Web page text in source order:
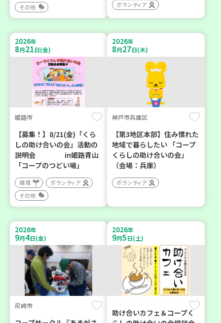
その他
ボランティア
2026年
8月21日(金)
姫路市
【募集！】8/21(金)「くら
しの助け合いの会」活動の
説明会 in姫路青山
「コープのつどい場」
環境
ボランティア
その他
2026年
8月27日(木)
神戸市兵庫区
【第3地区本部】住み慣れた
地域で暮らしたい 「コープ
くらしの助け合いの会」
（会場：兵庫）
ボランティア
2026年
9月4日(金)
尼崎市
2026年
9月5日(土)
助け合いカフェ＆コープく